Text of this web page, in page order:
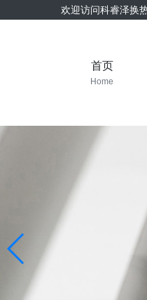
欢迎访问科睿泽换
首页
Home